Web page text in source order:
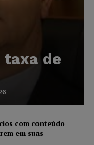
taxa de
com conteúdo
em suas